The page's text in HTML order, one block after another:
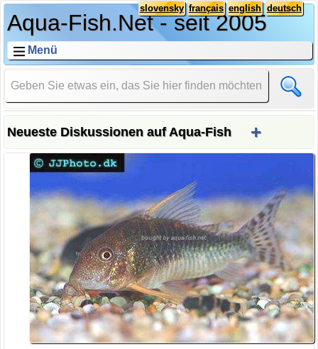
Aqua-Fish.Net - seit 2005
deutsch
english
français
slovensky
Menü
Neueste Diskussionen auf Aqua-Fish +